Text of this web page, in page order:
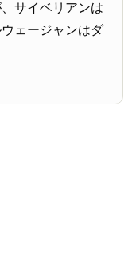
サイベリアンは
ェージャンはダ